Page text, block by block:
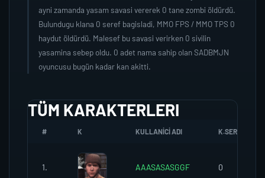
ayni zamanda yasam savasi vererek 0 tane zombi öldürdü.
Bulundugu klana 0 seref bagisladi, MMO FPS / MMO TPS 0
haydut öldürdü. Malesef bu savasi verirken 0 sivilin
yasamina sebep oldu. 0 adet nama sahip olan SADBMJN
oyuncusu bugün kadar kan akitti.
TÜM KARAKTERLERI
# K KULLANICI ADI K.SEREFI
1. AAASASASGGF 0